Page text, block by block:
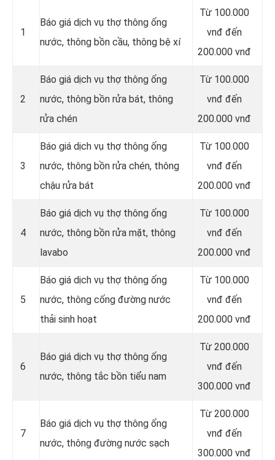
1
Báo giá dịch vụ thợ thông ống
nước, thông bồn cầu, thông bệ xí
Từ 100.000
vnđ đến
200.000 vnđ
2
Báo giá dịch vụ thợ thông ống
nước, thông bồn rửa bát, thông
rửa chén
Từ 100.000
vnđ đến
200.000 vnđ
3
Báo giá dịch vụ thợ thông ống
nước, thông bồn rửa chén, thông
chậu rửa bát
Từ 100.000
vnđ đến
200.000 vnđ
4
Báo giá dịch vụ thợ thông ống
nước, thông bồn rửa mặt, thông
lavabo
Từ 100.000
vnđ đến
200.000 vnđ
5
‎Báo giá dịch vụ thợ thông ống
nước, thông cống đường nước
thải sinh hoạt
Từ 100.000
vnđ đến
200.000 vnđ
6
Báo giá dịch vụ thợ thông ống
nước, thông tắc bồn tiểu nam
Từ 200.000
vnđ đến
300.000 vnđ
7
Báo giá dịch vụ thợ thông ống
nước, thông đường nước sạch
Từ 200.000
vnđ đến
300.000 vnđ